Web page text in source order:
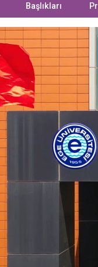
Başlıkları